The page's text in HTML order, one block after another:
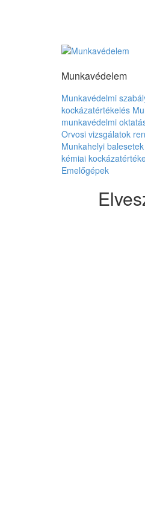
Munkavédelem
Munkavédelmi
kockázatértékelés
munkavédelmi
Orvosi vizsgálatok
Munkahelyi
kémiai
Emelőgépek